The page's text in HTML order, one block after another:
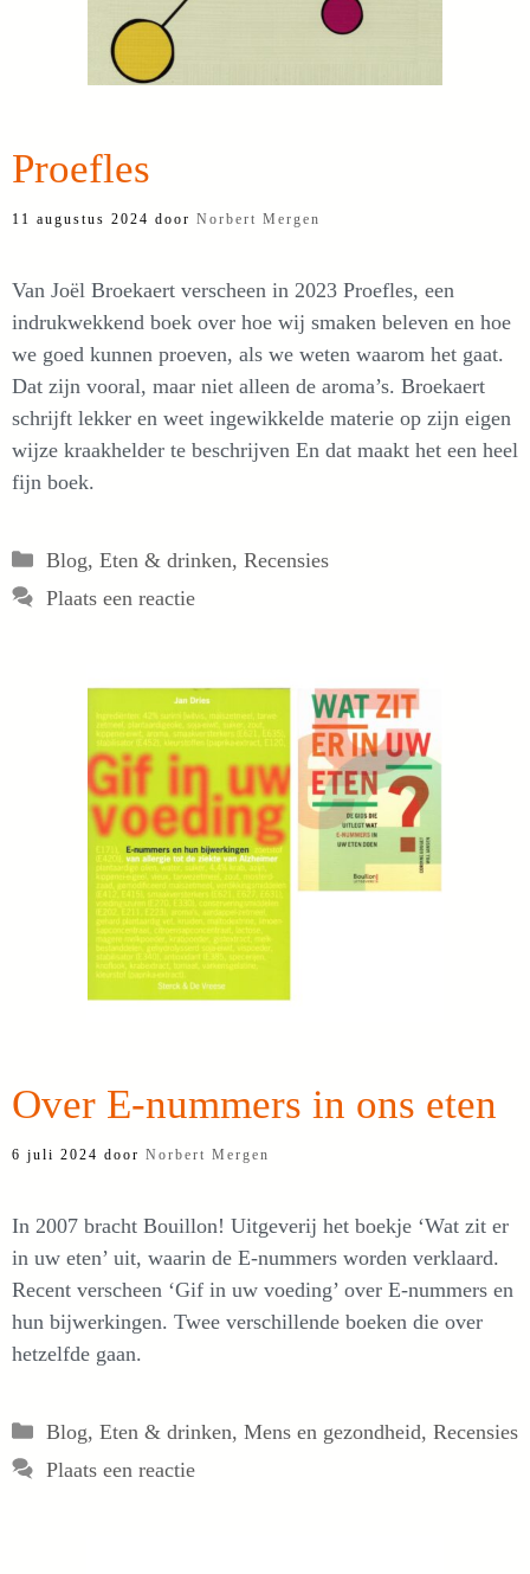
Proefles
11 augustus 2024 door Norbert Mergen
Van Joël Broekaert verscheen in 2023 Proefles, een
indrukwekkend boek over hoe wij smaken beleven en hoe
we goed kunnen proeven, als we weten waarom het gaat.
Dat zijn vooral, maar niet alleen de aroma’s. Broekaert
schrijft lekker en weet ingewikkelde materie op zijn eigen
wijze kraakhelder te beschrijven En dat maakt het een heel
fijn boek.
Categorieën
Blog, Eten & drinken, Recensies
Plaats een reactie
Over E-nummers in ons eten
6 juli 2024 door Norbert Mergen
In 2007 bracht Bouillon! Uitgeverij het boekje ‘Wat zit er
in uw eten’ uit, waarin de E-nummers worden verklaard.
Recent verscheen ‘Gif in uw voeding’ over E-nummers en
hun bijwerkingen. Twee verschillende boeken die over
hetzelfde gaan.
Categorieën
Blog, Eten & drinken, Mens en gezondheid, Recensies
Plaats een reactie